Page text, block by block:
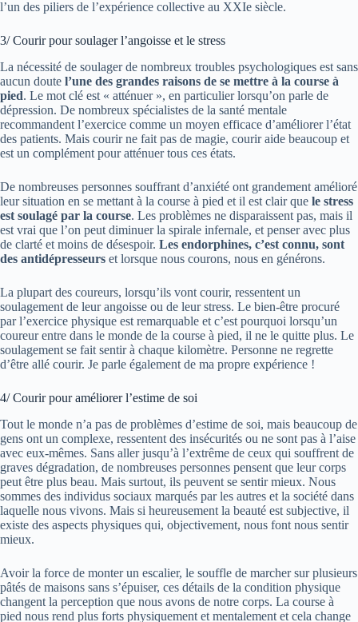
l’un des piliers de l’expérience collective au XXIe siècle.
3/ Courir pour soulager l’angoisse et le stress
La nécessité de soulager de nombreux troubles psychologiques est sans
aucun doute l’une des grandes raisons de se mettre à la course à
pied. Le mot clé est « atténuer », en particulier lorsqu’on parle de
dépression. De nombreux spécialistes de la santé mentale
recommandent l’exercice comme un moyen efficace d’améliorer l’état
des patients. Mais courir ne fait pas de magie, courir aide beaucoup et
est un complément pour atténuer tous ces états.
De nombreuses personnes souffrant d’anxiété ont grandement amélioré
leur situation en se mettant à la course à pied et il est clair que le stress
est soulagé par la course. Les problèmes ne disparaissent pas, mais il
est vrai que l’on peut diminuer la spirale infernale, et penser avec plus
de clarté et moins de désespoir. Les endorphines, c’est connu, sont
des antidépresseurs et lorsque nous courons, nous en générons.
La plupart des coureurs, lorsqu’ils vont courir, ressentent un
soulagement de leur angoisse ou de leur stress. Le bien-être procuré
par l’exercice physique est remarquable et c’est pourquoi lorsqu’un
coureur entre dans le monde de la course à pied, il ne le quitte plus. Le
soulagement se fait sentir à chaque kilomètre. Personne ne regrette
d’être allé courir. Je parle également de ma propre expérience !
4/ Courir pour améliorer l’estime de soi
Tout le monde n’a pas de problèmes d’estime de soi, mais beaucoup de
gens ont un complexe, ressentent des insécurités ou ne sont pas à l’aise
avec eux-mêmes. Sans aller jusqu’à l’extrême de ceux qui souffrent de
graves dégradation, de nombreuses personnes pensent que leur corps
peut être plus beau. Mais surtout, ils peuvent se sentir mieux. Nous
sommes des individus sociaux marqués par les autres et la société dans
laquelle nous vivons. Mais si heureusement la beauté est subjective, il
existe des aspects physiques qui, objectivement, nous font nous sentir
mieux.
Avoir la force de monter un escalier, le souffle de marcher sur plusieurs
pâtés de maisons sans s’épuiser, ces détails de la condition physique
changent la perception que nous avons de notre corps. La course à
pied nous rend plus forts physiquement et mentalement et cela change